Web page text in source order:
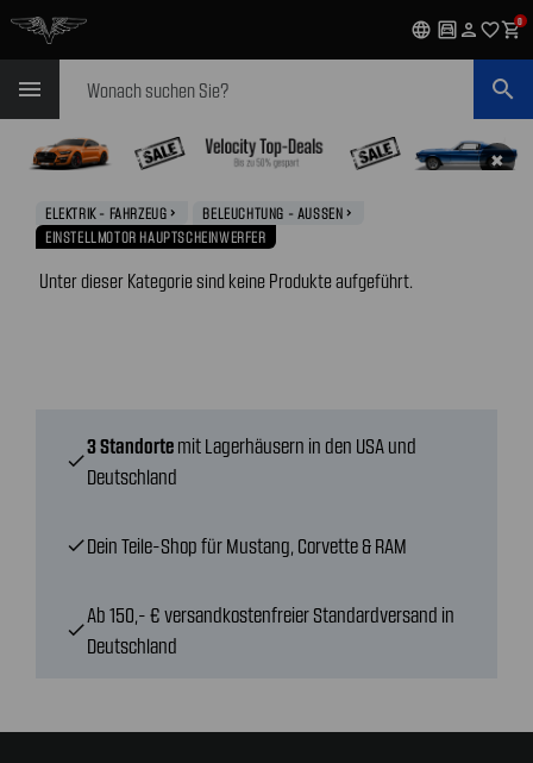
language garage person favorite_outlineshopping_cart0
menu search
✖
ELEKTRIK - FAHRZEUG navigate_next BELEUCHTUNG - AUSSEN navigate_next
EINSTELLMOTOR HAUPTSCHEINWERFER
Unter dieser Kategorie sind keine Produkte aufgeführt.
check
3 Standorte mit Lagerhäusern in den USA und
Deutschland
checkDein Teile-Shop für Mustang, Corvette & RAM
check
Ab 150,- € versandkostenfreier Standardversand in
Deutschland